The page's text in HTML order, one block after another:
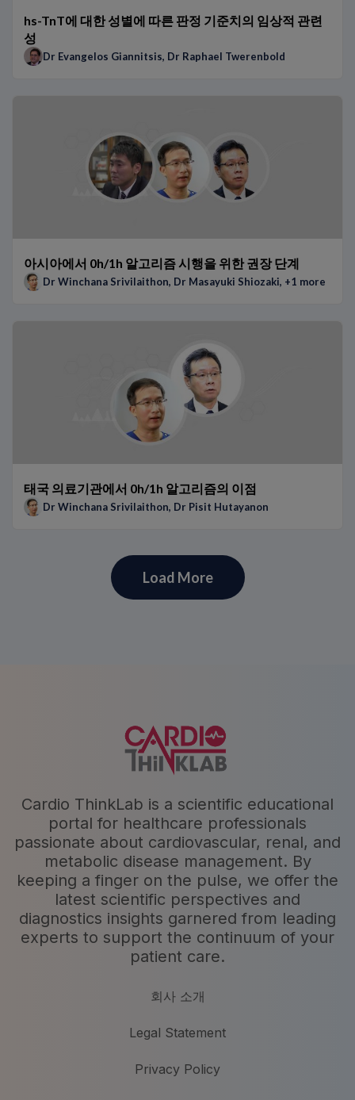
hs-TnT에 대한 성별에 따른 판정 기준치의 임상적 관련
성
Dr Evangelos Giannitsis, Dr Raphael Twerenbold
아시아에서 0h/1h 알고리즘 시행을 위한 권장 단계
Dr Winchana Srivilaithon, Dr Masayuki Shiozaki, +1 more
태국 의료기관에서 0h/1h 알고리즘의 이점
Dr Winchana Srivilaithon, Dr Pisit Hutayanon
Load More
Cardio ThinkLab is a scientific educational
portal for healthcare professionals
passionate about cardiovascular, renal, and
metabolic disease management. By
keeping a finger on the pulse, we offer the
latest scientific perspectives and
diagnostics insights garnered from leading
experts to support the continuum of your
patient care.
회사 소개
Legal Statement
Privacy Policy